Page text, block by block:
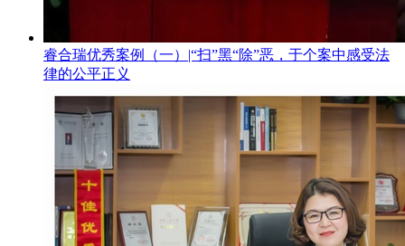
睿合瑞优秀案例（一）|“扫”黑“除”恶，于个案中感受法
律的公平正义